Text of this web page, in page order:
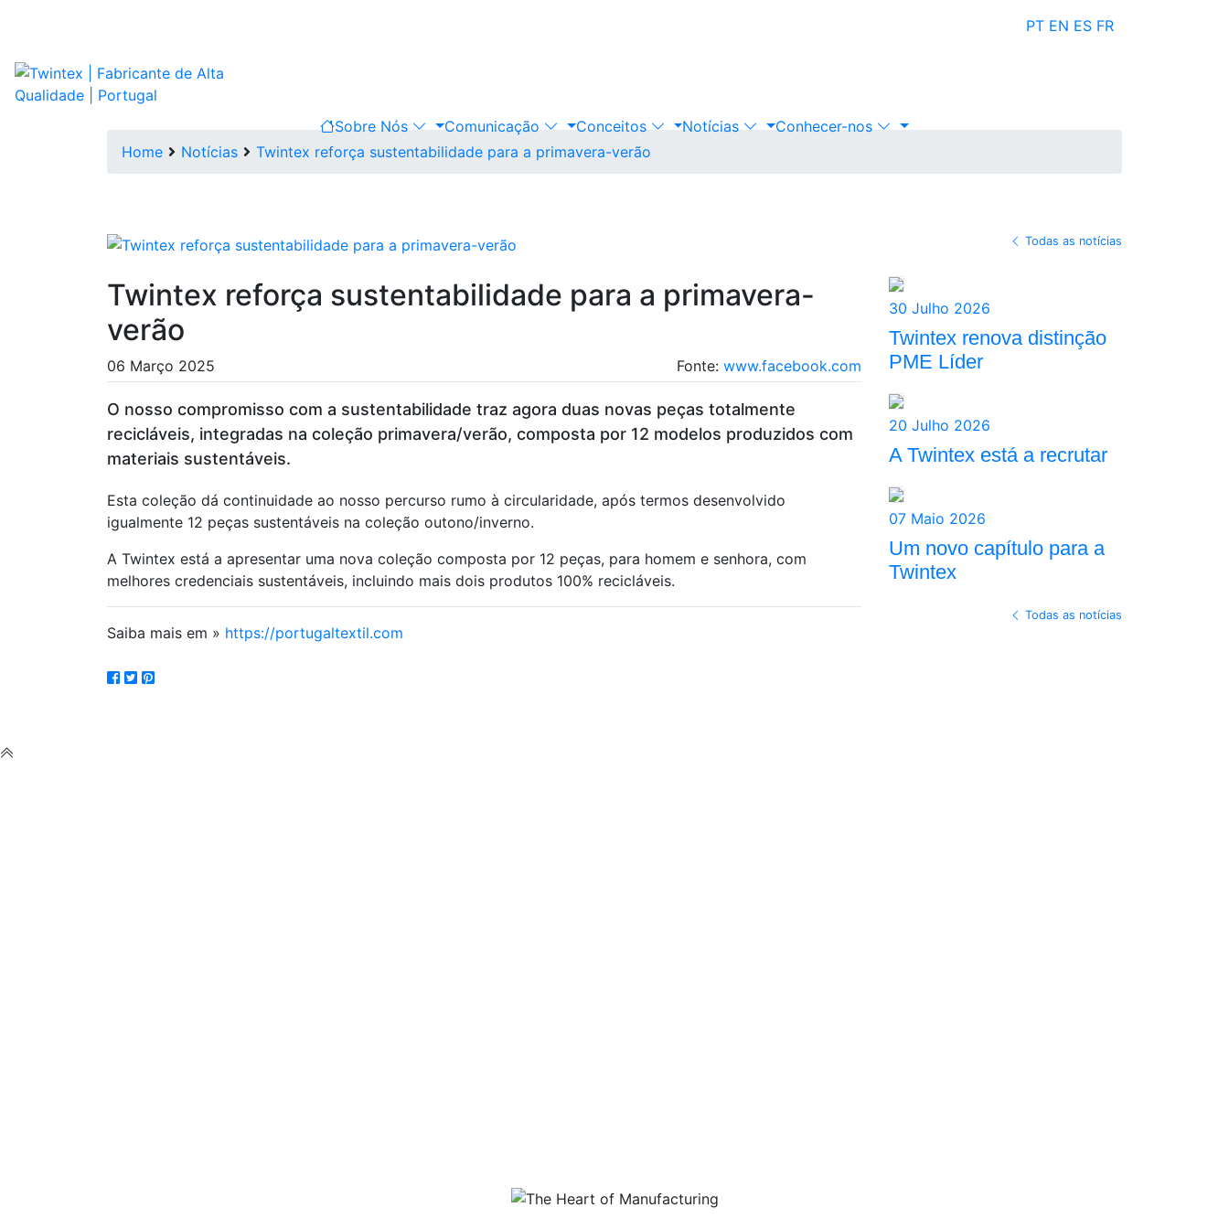
PT EN ES FR
Sobre Nós Comunicação Conceitos Notícias
Conhecer-nos
Home
Notícias Twintex reforça sustentabilidade para a primavera-verão
Twintex reforça sustentabilidade para a primavera-
verão
06 Março 2025 Fonte: www.facebook.com
O nosso compromisso com a sustentabilidade traz agora duas novas peças totalmente
recicláveis, integradas na coleção primavera/verão, composta por 12 modelos produzidos com
materiais sustentáveis.
Esta coleção dá continuidade ao nosso percurso rumo à circularidade, após termos desenvolvido
igualmente 12 peças sustentáveis na coleção outono/inverno.
A Twintex está a apresentar uma nova coleção composta por 12 peças, para homem e senhora, com
melhores credenciais sustentáveis, incluindo mais dois produtos 100% recicláveis.
Saiba mais em » https://portugaltextil.com
Todas as notícias
30 Julho 2026
Twintex renova distinção
PME Líder
20 Julho 2026
A Twintex está a recrutar
07 Maio 2026
Um novo capítulo para a
Twintex
Todas as notícias